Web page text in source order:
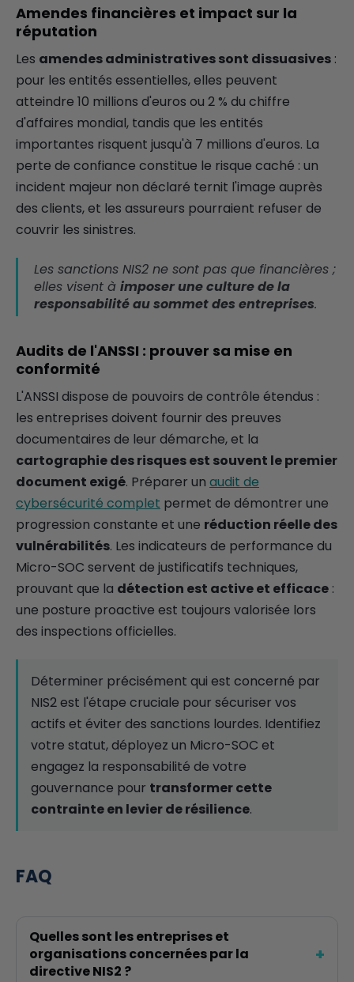
Amendes financières et impact sur la
réputation
Les amendes administratives sont dissuasives :
pour les entités essentielles, elles peuvent
atteindre 10 millions d'euros ou 2 % du chiffre
d'affaires mondial, tandis que les entités
importantes risquent jusqu'à 7 millions d'euros. La
perte de confiance constitue le risque caché : un
incident majeur non déclaré ternit l'image auprès
des clients, et les assureurs pourraient refuser de
couvrir les sinistres.
Les sanctions NIS2 ne sont pas que financières ;
elles visent à imposer une culture de la
responsabilité au sommet des entreprises.
Audits de l'ANSSI : prouver sa mise en
conformité
L'ANSSI dispose de pouvoirs de contrôle étendus :
les entreprises doivent fournir des preuves
documentaires de leur démarche, et la
cartographie des risques est souvent le premier
document exigé. Préparer un audit de
cybersécurité complet permet de démontrer une
progression constante et une réduction réelle des
vulnérabilités. Les indicateurs de performance du
Micro-SOC servent de justificatifs techniques,
prouvant que la détection est active et efficace :
une posture proactive est toujours valorisée lors
des inspections officielles.
Déterminer précisément qui est concerné par
NIS2 est l'étape cruciale pour sécuriser vos
actifs et éviter des sanctions lourdes. Identifiez
votre statut, déployez un Micro-SOC et
engagez la responsabilité de votre
gouvernance pour transformer cette
contrainte en levier de résilience.
FAQ
Quelles sont les entreprises et
organisations concernées par la
directive NIS2 ?